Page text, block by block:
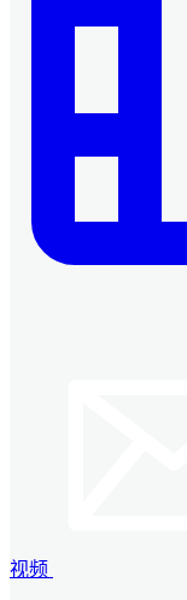
视频